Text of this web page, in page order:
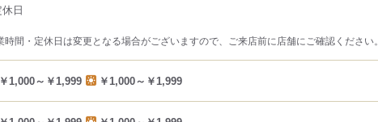
日
時間・定休日は変更となる場合がございますので、ご来店前に店舗にご確認ください。
￥1,000～￥1,999 ￥1,000～￥1,999